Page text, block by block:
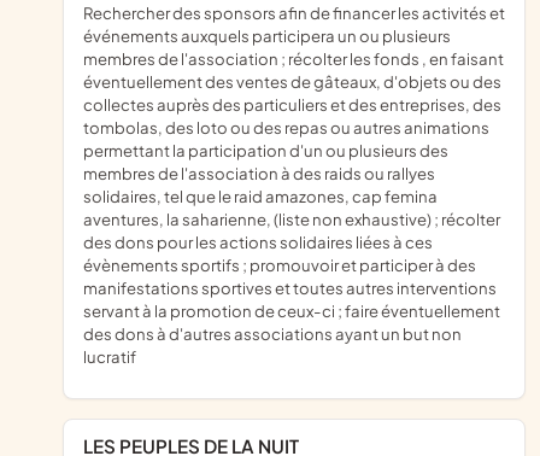
rechercher des sponsors afin de financer les activités et
événements auxquels participera un ou plusieurs
membres de l'association ; récolter les fonds , en faisant
éventuellement des ventes de gâteaux, d'objets ou des
collectes auprès des particuliers et des entreprises, des
tombolas, des loto ou des repas ou autres animations
permettant la participation d'un ou plusieurs des
membres de l'association à des raids ou rallyes
solidaires, tel que le raid amazones, cap femina
aventures, la saharienne, (liste non exhaustive) ; récolter
des dons pour les actions solidaires liées à ces
évènements sportifs ; promouvoir et participer à des
manifestations sportives et toutes autres interventions
servant à la promotion de ceux-ci ; faire éventuellement
des dons à d'autres associations ayant un but non
lucratif
LES PEUPLES DE LA NUIT